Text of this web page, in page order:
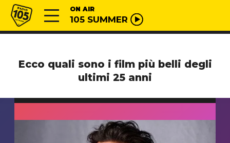
Vai al contenuto
Radio 105 ON AIR
105 SUMMER
Ecco quali sono i film più belli degli
ultimi 25 anni